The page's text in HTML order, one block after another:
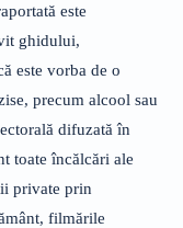
este
ghidului,
este vorba de o
precum alcool sau
difuzată în
toate încălcări ale
private prin
filmările